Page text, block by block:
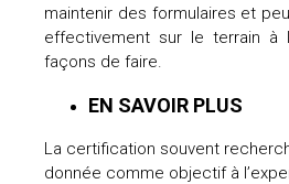
maintenir des formulaires et
effectivement sur le terrain à
façons de faire.
EN SAVOIR PLUS
La certification souvent
donnée comme objectif à